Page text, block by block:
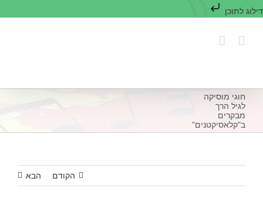
דילוג לתוכן
חוגי מוסיקה
לגיל הרך
מבקרים
ב"קלאסיקטנים"
הקודם הבא